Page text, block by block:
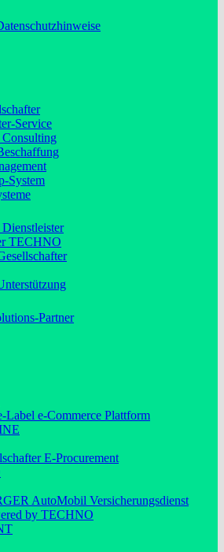
Service
System
TECHNO
Partner
Label e-Commerce Plattform
E-Procurement
AutoMobil Versicherungsdienst
by TECHNO